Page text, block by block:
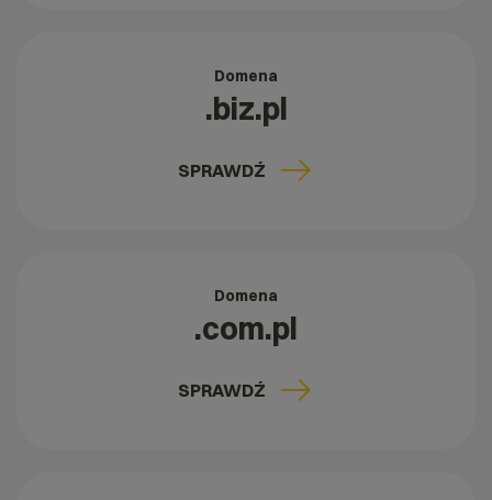
Domena
.biz.pl
SPRAWDŹ
Domena
.com.pl
SPRAWDŹ